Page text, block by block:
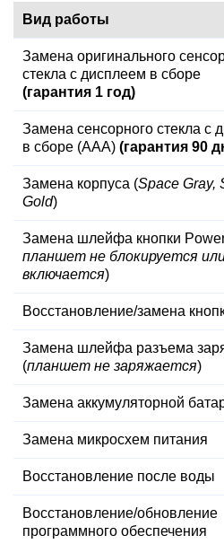
Вид работы
Замена оригинального
стекла с дисплеем в сборе
(гарантия 1 год)
Замена сенсорного стекла с
в сборе (AAA) (гарантия 90
Замена корпуса (Space Gray,
Gold)
Замена шлейфа кнопки
планшет не блокируется
включается)
Восстановление/замена
Замена шлейфа разъема
(планшет не заряжается)
Замена аккумуляторной
Замена микросхем питания
Восстановление после воды
Восстановление/обновление
программного обеспечения